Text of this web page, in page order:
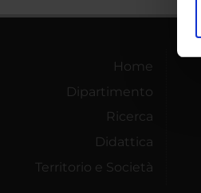
Home
Dipartimento
Ricerca
Didattica
Territorio e Società